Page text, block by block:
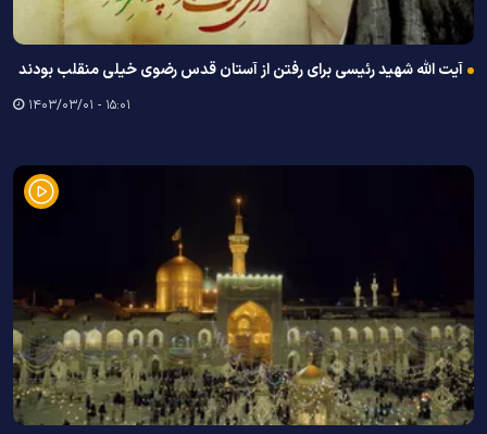
آیت الله شهید رئیسی برای رفتن از آستان قدس رضوی خیلی منقلب بودند
۱۵:۰۱ - ۱۴۰۳/۰۳/۰۱